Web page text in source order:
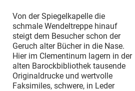
Von der Spiegelkapelle die
schmale Wendeltreppe hinauf
steigt dem Besucher schon der
Geruch alter Bücher in die Nase.
Hier im Clementinum lagern in der
alten Barockbibliothek tausende
Originaldrucke und wertvolle
Faksimiles, schwere, in Leder